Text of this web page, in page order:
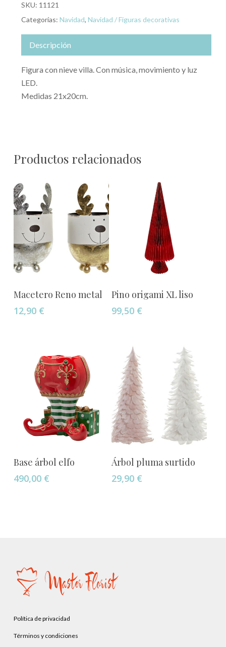
SKU: 11121
Categorías: Navidad, Navidad / Figuras decorativas
Descripción
Figura con nieve villa. Con música, movimiento y luz
LED.
Medidas 21x20cm.
Productos relacionados
Añadir Al Carrito
Macetero Reno metal
12,90 €
Añadir Al Carrito
Pino origami XL liso
99,50 €
Añadir Al Carrito
Base árbol elfo
490,00 €
Añadir Al Carrito
Árbol pluma surtido
29,90 €
Política de privacidad
Términos y condiciones